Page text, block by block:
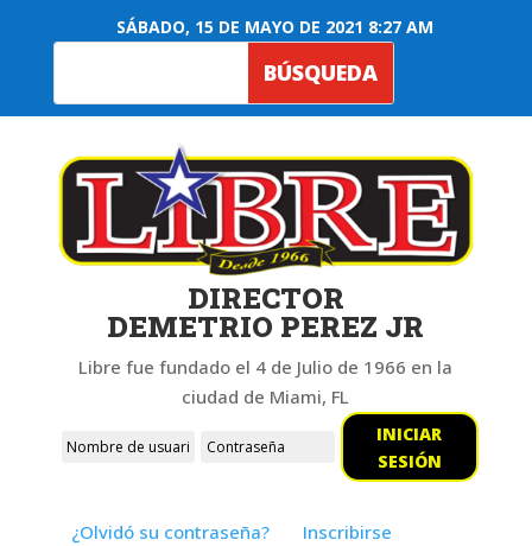
SÁBADO, 15 DE MAYO DE 2021 8:27 AM
DIRECTOR
DEMETRIO PEREZ JR
Libre fue fundado el 4 de Julio de 1966 en la
ciudad de Miami, FL
INICIAR
SESIÓN
¿Olvidó su contraseña? Inscribirse